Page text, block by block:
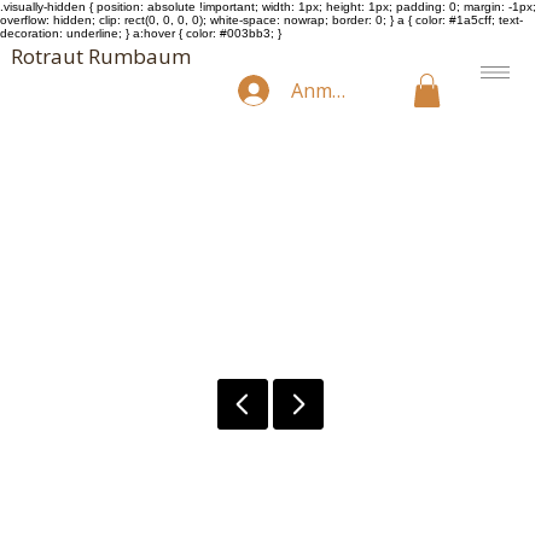
.visually-hidden { position: absolute !important; width: 1px; height: 1px; padding: 0; margin: -1px;
overflow: hidden; clip: rect(0, 0, 0, 0); white-space: nowrap; border: 0; } a { color: #1a5cff; text-
decoration: underline; } a:hover { color: #003bb3; }
Rotraut Rumbaum
Anmelden